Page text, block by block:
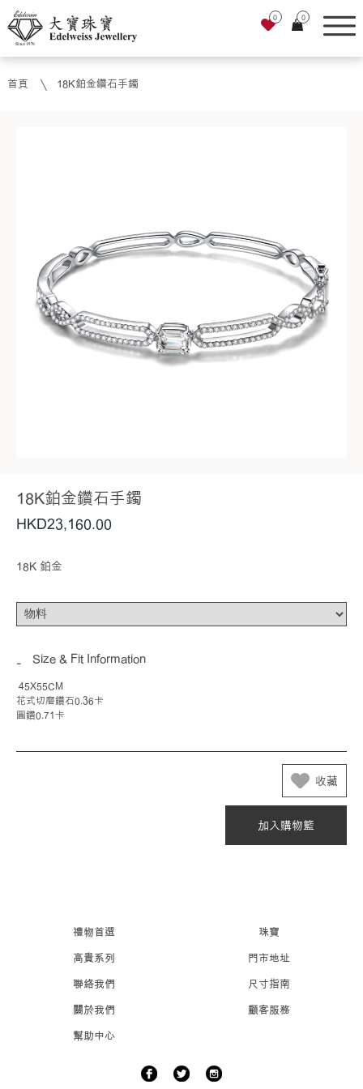
0 0
首頁 18K鉑金鑽石手鐲
18K鉑金鑽石手鐲
HKD23,160 .00
18K 鉑金
Size & Fit Information
45X55CM
花式切磨鑽石0.36卡
圓鑽0.71卡
收藏
加入購物籃
禮物首選 珠寶
高貴系列 門市地址
聯絡我們 尺寸指南
關於我們 顧客服務
幫助中心